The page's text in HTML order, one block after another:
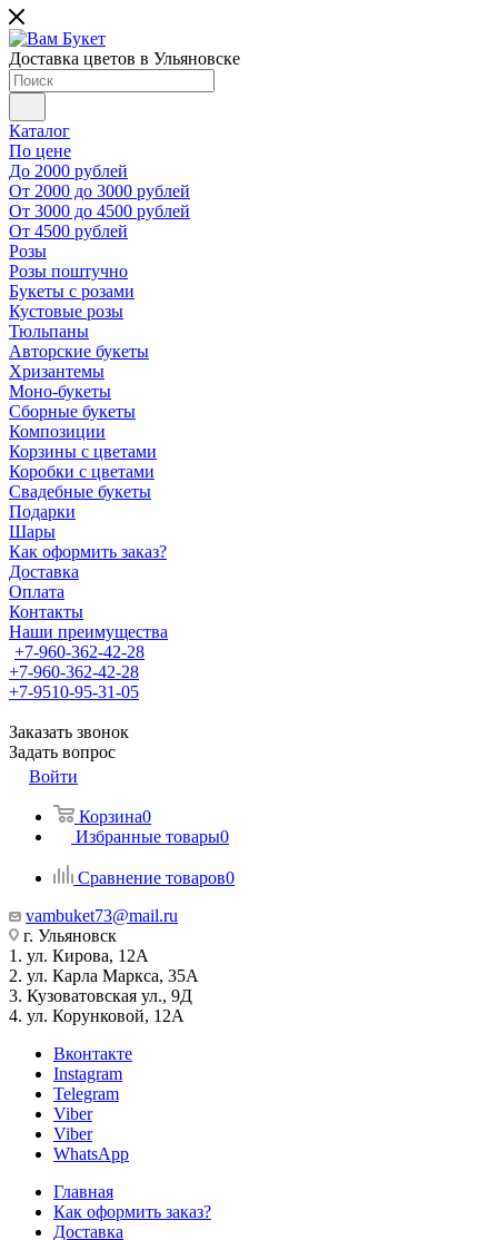
Доставка цветов в Ульяновске
Каталог
По цене
До 2000 рублей
От 2000 до 3000 рублей
От 3000 до 4500 рублей
От 4500 рублей
Розы
Розы поштучно
Букеты с розами
Кустовые розы
Тюльпаны
Авторские букеты
Хризантемы
Моно-букеты
Сборные букеты
Композиции
Корзины с цветами
Коробки с цветами
Свадебные букеты
Подарки
Шары
Как оформить заказ?
Доставка
Оплата
Контакты
Наши преимущества
+7-960-362-42-28
+7-960-362-42-28
+7-9510-95-31-05
Заказать звонок
Задать вопрос
Войти
Корзина0
Избранные товары0
Сравнение товаров0
vambuket73@mail.ru
г. Ульяновск
1. ул. Кирова, 12А
2. ул. Карла Маркса, 35А
3. Кузоватовская ул., 9Д
4. ул. Корунковой, 12А
Вконтакте
Instagram
Telegram
Viber
Viber
WhatsApp
Главная
Как оформить заказ?
Доставка